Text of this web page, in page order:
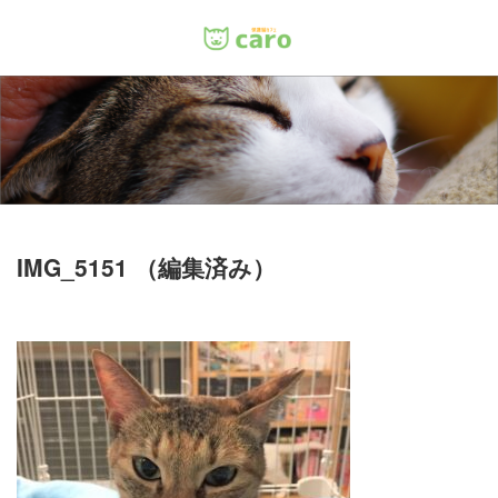
IMG_5151 （編集済み）
Menu
ホーム
料金
里親について
お問い合わせ